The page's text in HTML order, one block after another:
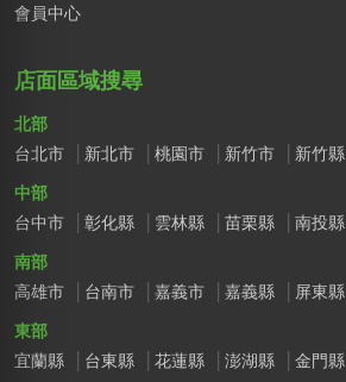
會員中心
店面區域搜尋
北部
台北市
新北市 桃園市 新竹市 新竹縣
中部
台中市
彰化縣 雲林縣 苗栗縣
南投縣
南部
高雄市
台南市 嘉義市 嘉義縣
屏東縣
東部
宜蘭縣
台東縣 花蓮縣 澎湖縣 金門縣